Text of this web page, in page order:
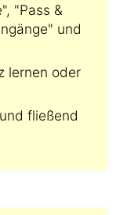
"Pass &
und
lernen oder
fließend